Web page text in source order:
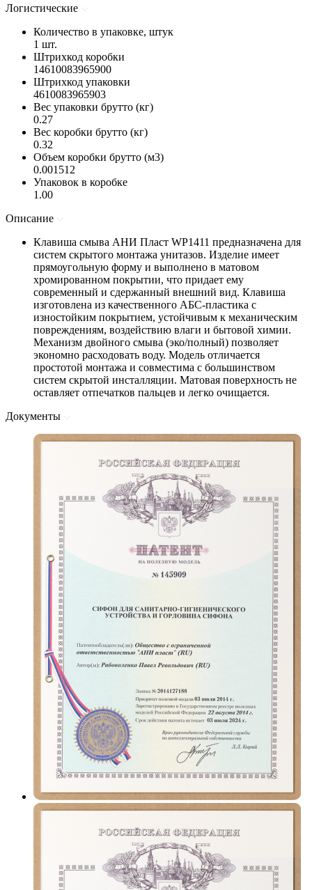
Логистические
Количество в упаковке, штук
1 шт.
Штрихкод коробки
14610083965900
Штрихкод упаковки
4610083965903
Вес упаковки брутто (кг)
0.27
Вес коробки брутто (кг)
0.32
Объем коробки брутто (м3)
0.001512
Упаковок в коробке
1.00
Описание
Клавиша смыва АНИ Пласт WP1411 предназначена для
систем скрытого монтажа унитазов. Изделие имеет
прямоугольную форму и выполнено в матовом
хромированном покрытии, что придает ему
современный и сдержанный внешний вид. Клавиша
изготовлена из качественного АБС-пластика с
изностойким покрытием, устойчивым к механическим
повреждениям, воздействию влаги и бытовой химии.
Механизм двойного смыва (эко/полный) позволяет
экономно расходовать воду. Модель отличается
простотой монтажа и совместима с большинством
систем скрытой инсталляции. Матовая поверхность не
оставляет отпечатков пальцев и легко очищается.
Документы